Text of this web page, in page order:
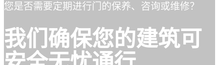
您是否需要定期进行门的保养、咨询或维修？
我们确保您的建筑可